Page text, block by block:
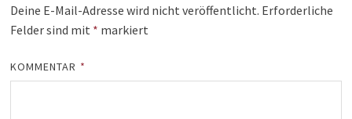
Deine E-Mail-Adresse wird nicht veröffentlicht. Erforderliche
Felder sind mit * markiert
KOMMENTAR *